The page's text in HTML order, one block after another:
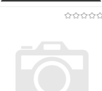
Запросить цену
Купить в 1
сравнению
В избранное
Под заказ